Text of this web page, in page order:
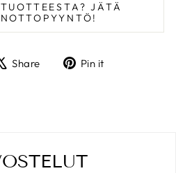
JÄTÄ
Share
TweetPin it